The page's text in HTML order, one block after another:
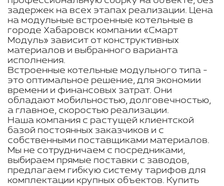
задержек на всех этапах реализации. Цена
на модульные встроенные котельные в
городе Хабаровск компании «Смарт
Модуль» зависит от конструктивных
материалов и выбранного варианта
исполнения.
Встроенные котельные модульного типа -
это оптимальное решение, для экономии
времени и финансовых затрат. Они
обладают мобильностью, долговечностью,
а главное, скоростью реализации.
Наша компания с растущей клиентской
базой постоянных заказчиков и с
собственными поставщиками материалов.
Мы не сотрудничаем с посредниками,
выбираем прямые поставки с заводов,
предлагаем гибкую систему тарифов для
комплектации крупных объектов. Купить